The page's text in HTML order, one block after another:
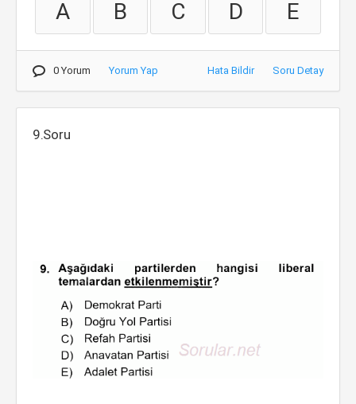
A B C D E
0 Yorum Yorum Yap Hata Bildir Soru Detay
9.Soru